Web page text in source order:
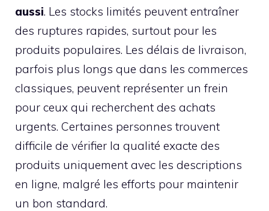
aussi. Les stocks limités peuvent entraîner
des ruptures rapides, surtout pour les
produits populaires. Les délais de livraison,
parfois plus longs que dans les commerces
classiques, peuvent représenter un frein
pour ceux qui recherchent des achats
urgents. Certaines personnes trouvent
difficile de vérifier la qualité exacte des
produits uniquement avec les descriptions
en ligne, malgré les efforts pour maintenir
un bon standard.